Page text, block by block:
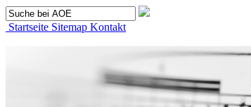
Startseite Sitemap Kontakt